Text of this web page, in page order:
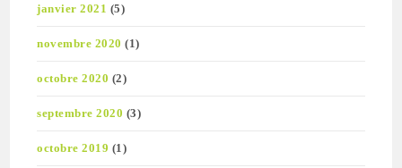
janvier 2021 (5)
novembre 2020 (1)
octobre 2020 (2)
septembre 2020 (3)
octobre 2019 (1)